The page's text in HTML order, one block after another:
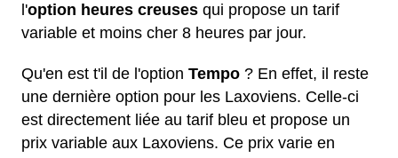
l'option heures creuses qui propose un tarif
variable et moins cher 8 heures par jour.
Qu'en est t'il de l'option Tempo ? En effet, il reste
une dernière option pour les Laxoviens. Celle-ci
est directement liée au tarif bleu et propose un
prix variable aux Laxoviens. Ce prix varie en